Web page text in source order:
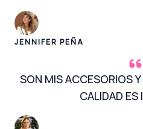
JENNIFER PEÑA
SON MIS ACCESORIOS
CALIDAD ES